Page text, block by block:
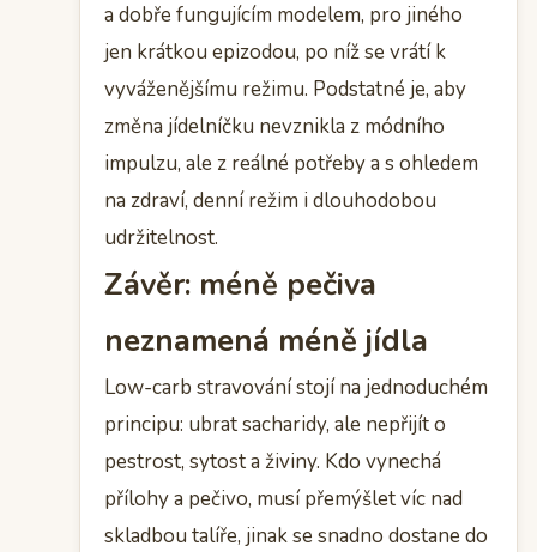
a dobře fungujícím modelem, pro jiného
jen krátkou epizodou, po níž se vrátí k
vyváženějšímu režimu. Podstatné je, aby
změna jídelníčku nevznikla z módního
impulzu, ale z reálné potřeby a s ohledem
na zdraví, denní režim i dlouhodobou
udržitelnost.
Závěr: méně pečiva
neznamená méně jídla
Low-carb stravování stojí na jednoduchém
principu: ubrat sacharidy, ale nepřijít o
pestrost, sytost a živiny. Kdo vynechá
přílohy a pečivo, musí přemýšlet víc nad
skladbou talíře, jinak se snadno dostane do